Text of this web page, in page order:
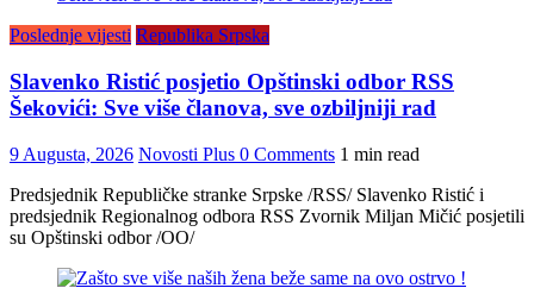
Poslednje vijesti Republika Srpska
Slavenko Ristić posjetio Opštinski odbor RSS
Šekovići: Sve više članova, sve ozbiljniji rad
9 Augusta, 2026 Novosti Plus 0 Comments 1 min read
Predsjednik Republičke stranke Srpske /RSS/ Slavenko Ristić i
predsjednik Regionalnog odbora RSS Zvornik Miljan Mičić posjetili
su Opštinski odbor /OO/